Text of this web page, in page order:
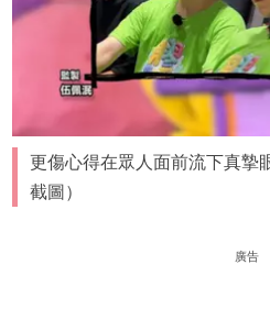
更傷心得在眾人面前流下真摯
截圖）
廣告